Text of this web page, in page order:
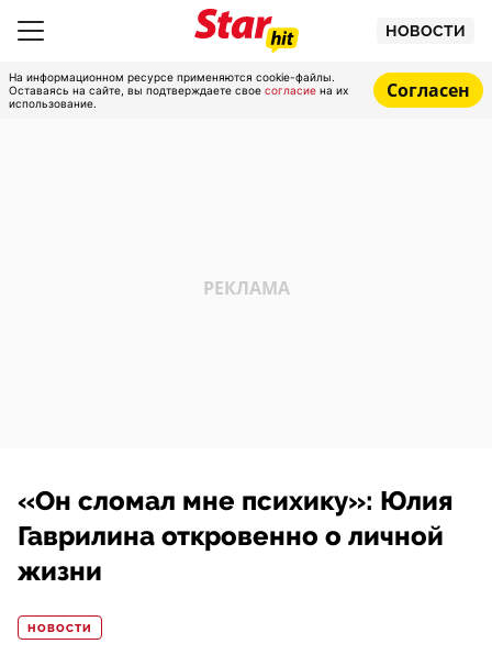
НОВОСТИ
На информационном ресурсе применяются cookie-файлы.
Оставаясь на сайте, вы подтверждаете свое согласие на их
использование.
Согласен
«Он сломал мне психику»: Юлия
Гаврилина откровенно о личной
жизни
НОВОСТИ